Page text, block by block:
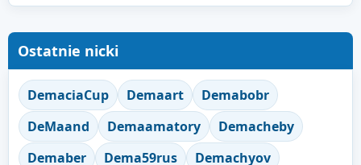
Ostatnie nicki
DemaciaCup Demaart
Demabobr
DeMaand
Demaamatory
Demacheby
Demaber
Dema59rus Demachyov